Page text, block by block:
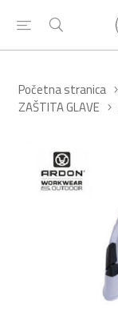
Početna stranica
ZAŠTITA GLAVE